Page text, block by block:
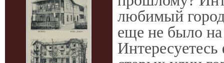
любимый
еще не было на
Интересуетесь